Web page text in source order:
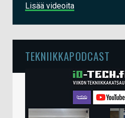
Lisää videoita
TEKNIIKKAPODCAST